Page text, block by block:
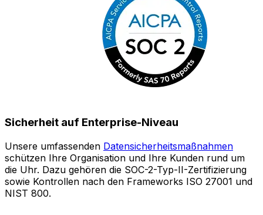
Sicherheit auf Enterprise-Niveau
Unsere umfassenden Datensicherheitsmaßnahmen
schützen Ihre Organisation und Ihre Kunden rund um
die Uhr. Dazu gehören die SOC-2-Typ-II-Zertifizierung
sowie Kontrollen nach den Frameworks ISO 27001 und
NIST 800.